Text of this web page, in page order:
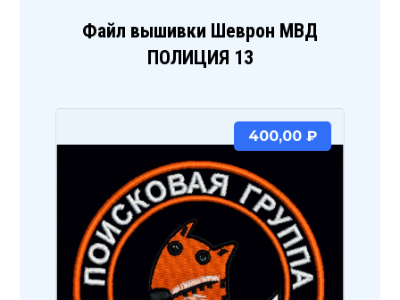
Файл вышивки Шеврон МВД
ПОЛИЦИЯ 13
400,00 ₽